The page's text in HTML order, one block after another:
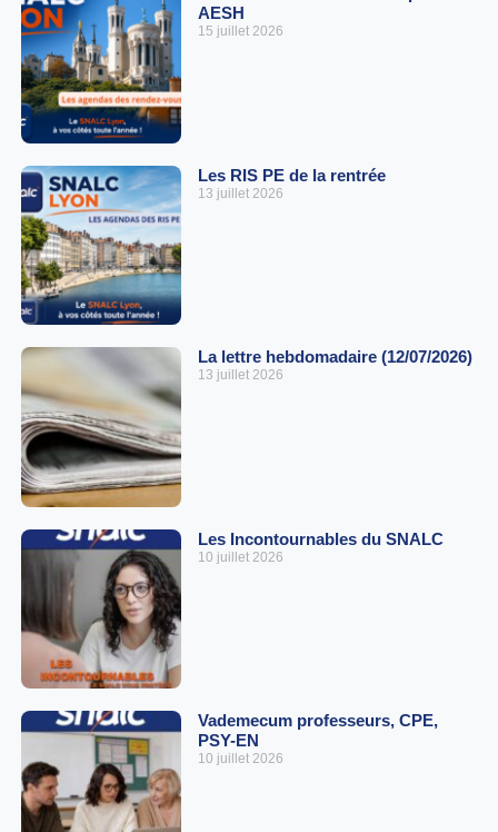
AESH
15 juillet 2026
Les RIS PE de la rentrée
13 juillet 2026
La lettre hebdomadaire (12/07/2026)
13 juillet 2026
Les Incontournables du SNALC
10 juillet 2026
Vademecum professeurs, CPE,
PSY-EN
10 juillet 2026